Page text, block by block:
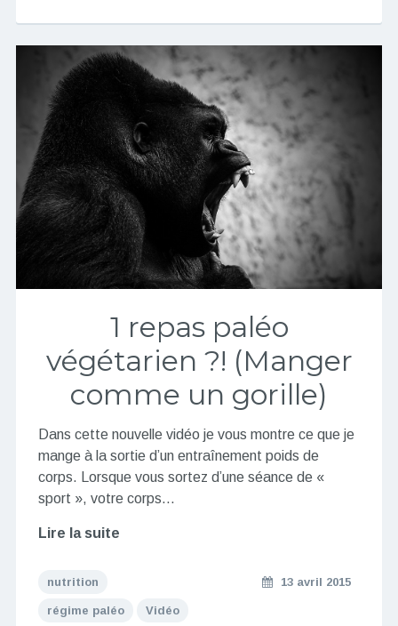
1 repas paléo
végétarien ?! (Manger
comme un gorille)
Dans cette nouvelle vidéo je vous montre ce que je
mange à la sortie d’un entraînement poids de
corps. Lorsque vous sortez d’une séance de «
sport », votre corps…
Lire la suite
nutrition
régime paléo Vidéo
13 avril 2015